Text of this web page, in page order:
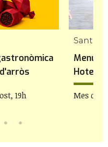
19h
Santa
Menú
Hotel
Mes